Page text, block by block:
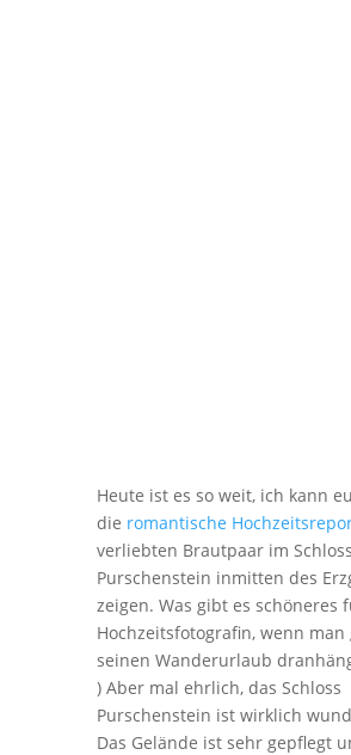
Heute ist es so weit, ich kann
die romantische
verliebten Brautpaar im Schloss
Purschenstein inmitten des
zeigen. Was gibt es schöneres
Hochzeitsfotografin, wenn man
seinen Wanderurlaub
) Aber mal ehrlich, das Schloss
Purschenstein ist wirklich
Das Gelände ist sehr gepflegt